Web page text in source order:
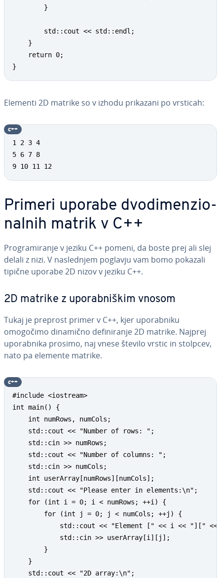
        }
        std::cout << std::endl;
    }
    return 0;
}
Elementi 2D matrike so v izhodu prikazani po vrsticah:
1 2 3 4
5 6 7 8
9 10 11 12
c++
Primeri uporabe dvo­di­men­zi­o­
nal­nih matrik v C++
Pro­gra­mi­ra­nje v jeziku C++ pomeni, da boste prej ali slej
delali z nizi. V na­sle­dnjem poglavju vam bomo pokazali
tipične uporabe 2D nizov v jeziku C++.
2D matrike z upo­rab­ni­škim vnosom
Tukaj je preprost primer v C++, kjer upo­rab­ni­ku
omogočimo dinamično de­fi­ni­ra­nje 2D matrike. Najprej
upo­rab­ni­ka prosimo, naj vnese število vrstic in stolpcev,
nato pa elemente matrike.
#include <iostream>
int main() {
    int numRows, numCols;
    std::cout << "Number of rows: ";
    std::cin >> numRows;
    std::cout << "Number of columns: ";
    std::cin >> numCols;
    int userArray[numRows][numCols];
    std::cout << "Please enter in elements:\n";
    for (int i = 0; i < numRows; ++i) {
        for (int j = 0; j < numCols; ++j) {
std::cout << "Element [" << i << "][" <<
            std::cin >> userArray[i][j];
        }
    }
    std::cout << "2D array:\n";
c++